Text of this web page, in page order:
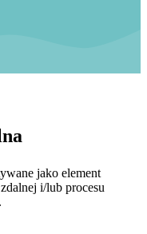
jako element
i/lub procesu